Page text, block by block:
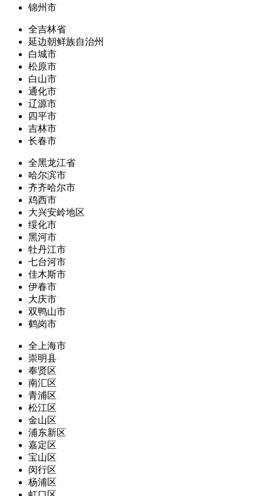
锦州市
全吉林省
延边朝鲜族自治州
白城市
松原市
白山市
通化市
辽源市
四平市
吉林市
长春市
全黑龙江省
哈尔滨市
齐齐哈尔市
鸡西市
大兴安岭地区
绥化市
黑河市
牡丹江市
七台河市
佳木斯市
伊春市
大庆市
双鸭山市
鹤岗市
全上海市
崇明县
奉贤区
南汇区
青浦区
松江区
金山区
浦东新区
嘉定区
宝山区
闵行区
杨浦区